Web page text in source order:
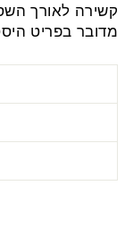
קשירה לאורך
מדובר בפריט